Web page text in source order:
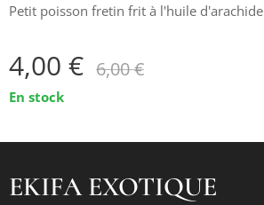
Petit poisson fretin frit à l'huile d'arachide
4,00 € 6,00€
En stock
EKIFA EXOTIQUE